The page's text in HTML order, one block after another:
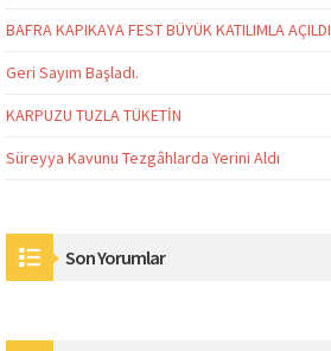
BAFRA KAPIKAYA FEST BÜYÜK KATILIMLA AÇILDI
Geri Sayım Başladı.
KARPUZU TUZLA TÜKETİN
Süreyya Kavunu Tezgâhlarda Yerini Aldı
Son Yorumlar